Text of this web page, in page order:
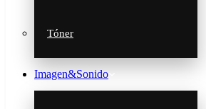
Tóner
Imagen&Sonido